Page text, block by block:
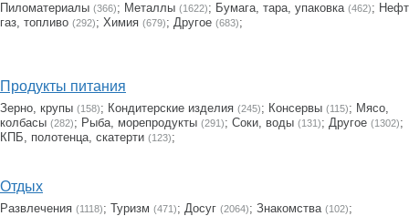
Пиломатериалы (366); Металлы (1622); Бумага, тара, упаковка (462);
газ, топливо (292); Химия (679); Другое (683);
Продукты питания
Зерно, крупы (158); Кондитерские изделия (245); Консервы (115); Мясо,
колбасы (282); Рыба, морепродукты (291); Соки, воды (131); Другое (1302);
КПБ, полотенца, скатерти (123);
Отдых
Развлечения (1118); Туризм (471); Досуг (2064); Знакомства (102);